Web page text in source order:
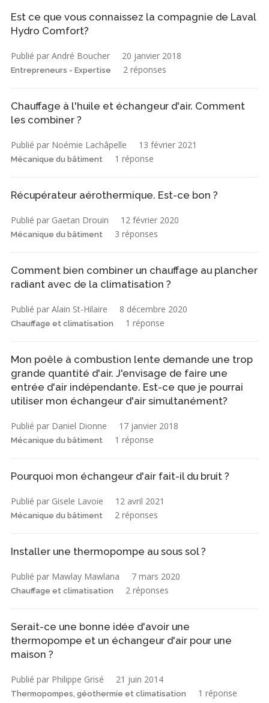
Est ce que vous connaissez la compagnie de Laval
Hydro Comfort?
Publié par André Boucher 20 janvier 2018
Entrepreneurs - Expertise 2 réponses
Chauffage à l'huile et échangeur d'air. Comment
les combiner ?
Publié par Noémie Lachâpelle 13 février 2021
Mécanique du bâtiment 1 réponse
Récupérateur aérothermique. Est-ce bon ?
Publié par Gaetan Drouin 12 février 2020
Mécanique du bâtiment 3 réponses
Comment bien combiner un chauffage au plancher
radiant avec de la climatisation ?
Publié par Alain St-Hilaire 8 décembre 2020
Chauffage et climatisation 1 réponse
Mon poêle à combustion lente demande une trop
grande quantité d'air. J'envisage de faire une
entrée d'air indépendante. Est-ce que je pourrai
utiliser mon échangeur d'air simultanément?
Publié par Daniel Dionne 17 janvier 2018
Mécanique du bâtiment 1 réponse
Pourquoi mon échangeur d'air fait-il du bruit ?
Publié par Gisele Lavoie 12 avril 2021
Mécanique du bâtiment 2 réponses
Installer une thermopompe au sous sol ?
Publié par Mawlay Mawlana 7 mars 2020
Chauffage et climatisation 2 réponses
Serait-ce une bonne idée d'avoir une
thermopompe et un échangeur d'air pour une
maison ?
Publié par Philippe Grisé 21 juin 2014
Thermopompes, géothermie et climatisation 1 réponse